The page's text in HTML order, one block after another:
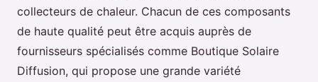
collecteurs de chaleur. Chacun de ces composants
de haute qualité peut être acquis auprès de
fournisseurs spécialisés comme Boutique Solaire
Diffusion, qui propose une grande variété